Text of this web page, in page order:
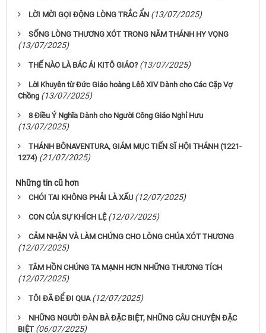
LỜI MỜI GỌI ĐỘNG LÒNG TRẮC ẨN (13/07/2025)
SỐNG LÒNG THƯƠNG XÓT TRONG NĂM THÁNH HY VỌNG
(13/07/2025)
THẾ NÀO LÀ BÁC ÁI KITÔ GIÁO? (13/07/2025)
Lời Khuyên từ Đức Giáo hoàng Lêô XIV Dành cho Các Cặp Vợ
Chồng (13/07/2025)
8 Điều Ý Nghĩa Dành cho Người Công Giáo Nghỉ Hưu
(13/07/2025)
THÁNH BÔNAVENTURA, GIÁM MỤC TIẾN SĨ HỘI THÁNH (1221-
1274) (21/07/2025)
Những tin cũ hơn
CHÓI TAI KHÔNG PHẢI LÀ XẤU (12/07/2025)
CON CỦA SỰ KHÍCH LỆ (12/07/2025)
CẢM NHẬN VÀ LÀM CHỨNG CHO LÒNG CHÚA XÓT THƯƠNG
(12/07/2025)
TÂM HỒN CHÚNG TA MẠNH HƠN NHỮNG THƯƠNG TÍCH
(12/07/2025)
TÔI ĐÃ ĐỂ ĐI QUA (12/07/2025)
NHỮNG NGƯỜI ĐÀN BÀ ĐẶC BIỆT, NHỮNG CÂU CHUYỆN ĐẶC
BIỆT (06/07/2025)